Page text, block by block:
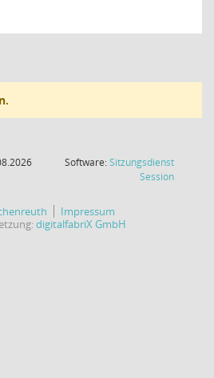
Software:Sitzungsdienst
Session(Wird in
Impressum
digitalfabriX GmbH